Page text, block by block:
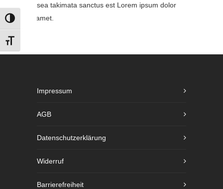
UMSCHALTEN AUF HOHE KONTRASTE
SCHRIFT VERGRÖSSERN
no sea takimata sanctus est Lorem ipsum dolor
sit amet.
Impressum
AGB
Datenschutzerklärung
Widerruf
Barrierefreiheit